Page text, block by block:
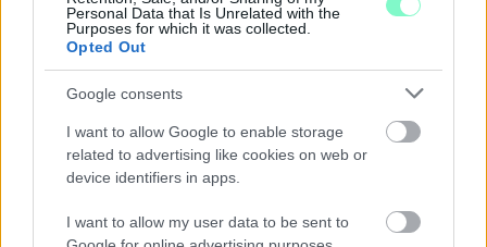
Personal Data that Is Unrelated with the
Purposes for which it was collected.
Opted Out
Google consents
I want to allow Google to enable storage
related to advertising like cookies on web or
device identifiers in apps.
I want to allow my user data to be sent to
- LETILTOTTA A GOOGLE A VÉDVONAL LEVELEZŐ
FIÓKJÁT
szolgáltatást használt, hogy megvédje a Fidesz maradékát.
Szólj hozzá!